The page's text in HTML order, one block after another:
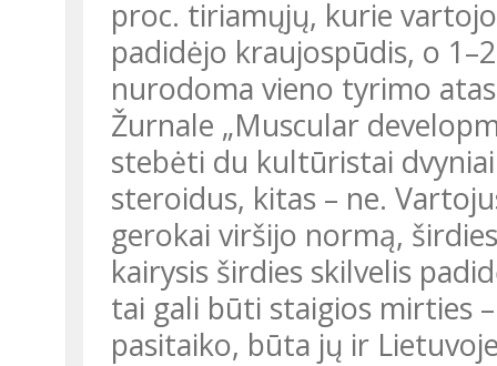
proc. tiriamųjų, kurie
padidėjo kraujospūdis, o
nurodoma vieno tyrimo
Žurnale „Muscular development“ aprašytas eksperimentas:
stebėti du kultūristai
steroidus, kitas – ne.
gerokai viršijo normą,
kairysis širdies skilvelis
tai gali būti staigios mirties
pasitaiko, būta jų ir